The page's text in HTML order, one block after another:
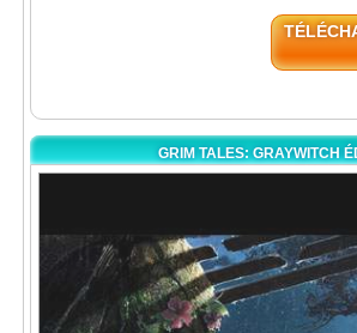
GRIM TALES: GRAYWITCH